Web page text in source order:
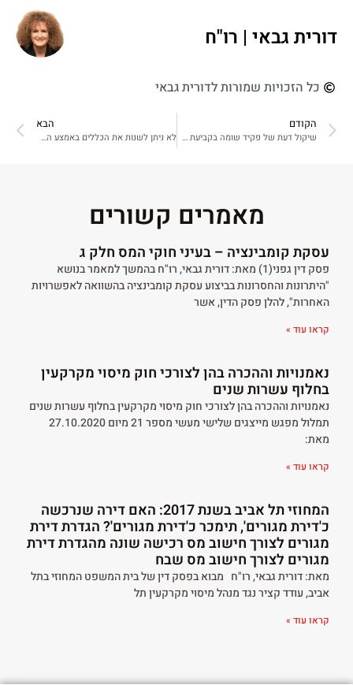
דורית גבאי | רו"ח
כל הזכויות שמורות לדורית גבאי
הקודם
שיקול דעת של פקיד שומה בקביעת שווי בעסקאות בין קרובים
הבא
לא ניתן לשנות את הכללים באמצע המשחק, אלא אם כן באמת יש שינוי מהותי שמצדיק זאת
מאמרים קשורים
עסקת קומבינציה – בעיני חוקי המס חלק ג
פסק דין גפני(1) מאת: דורית גבאי, רו"ח בהמשך למאמר בנושא
"היתרונות והחסרונות בביצוע עסקת קומבינציה בהשוואה לאפשרויות
האחרות", להלן פסק הדין, אשר
קראו עוד »
נאמנויות וההכרה בהן לצורכי חוק מיסוי מקרקעין
בחלוף עשרות שנים
נאמנויות וההכרה בהן לצורכי חוק מיסוי מקרקעין בחלוף עשרות שנים
תמלול מפגש מייצגים שלישי מעשי מספר 21 מיום 27.10.2020
מאת:
קראו עוד »
המחוזי תל אביב בשנת 2017: האם דירה שנרכשה
כ'דירת מגורים', תימכר כ'דירת מגורים'? הגדרת דירת
מגורים לצורך חישוב מס רכישה שונה מהגדרת דירת
מגורים לצורך חישוב מס שבח
מאת: דורית גבאי, רו"ח מבוא בפסק דין של בית המשפט המחוזי בתל
אביב, עודד קציר נגד מנהל מיסוי מקרקעין תל
קראו עוד »